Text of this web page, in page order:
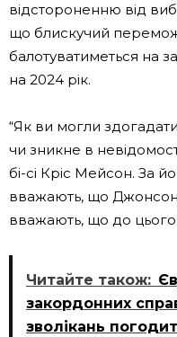
відстороненню від
що блискучий
балотуватиметься на
на 2024 рік.
“Як ви могли
чи зникне в
бі-сі Кріс Мейсон. За
вважають, що
вважають, що до
Читайте також:
закордонних
зволікань